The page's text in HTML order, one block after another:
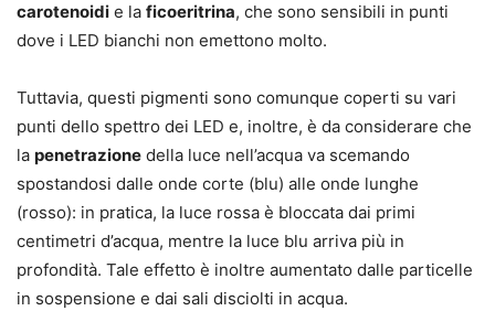
carotenoidi e la ficoeritrina, che sono sensibili in punti
dove i LED bianchi non emettono molto.
Tuttavia, questi pigmenti sono comunque coperti su vari
punti dello spettro dei LED e, inoltre, è da considerare che
la penetrazione della luce nell’acqua va scemando
spostandosi dalle onde corte (blu) alle onde lunghe
(rosso): in pratica, la luce rossa è bloccata dai primi
centimetri d’acqua, mentre la luce blu arriva più in
profondità. Tale effetto è inoltre aumentato dalle particelle
in sospensione e dai sali disciolti in acqua.